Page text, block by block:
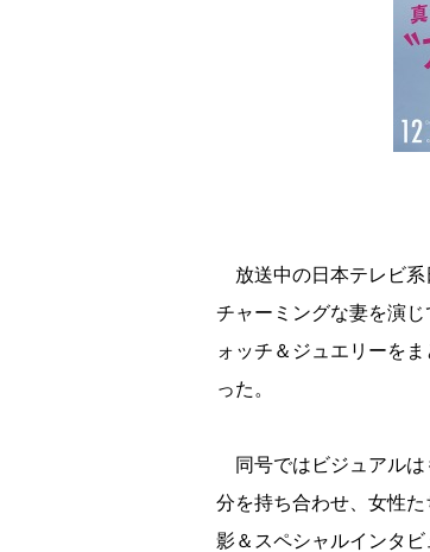
放送中の日本テレビ系
チャーミングな妻を演
ォッチ＆ジュエリーを
った。
同号ではビジュアルは
分を持ち合わせ、女性
影＆スペシャルインタビ